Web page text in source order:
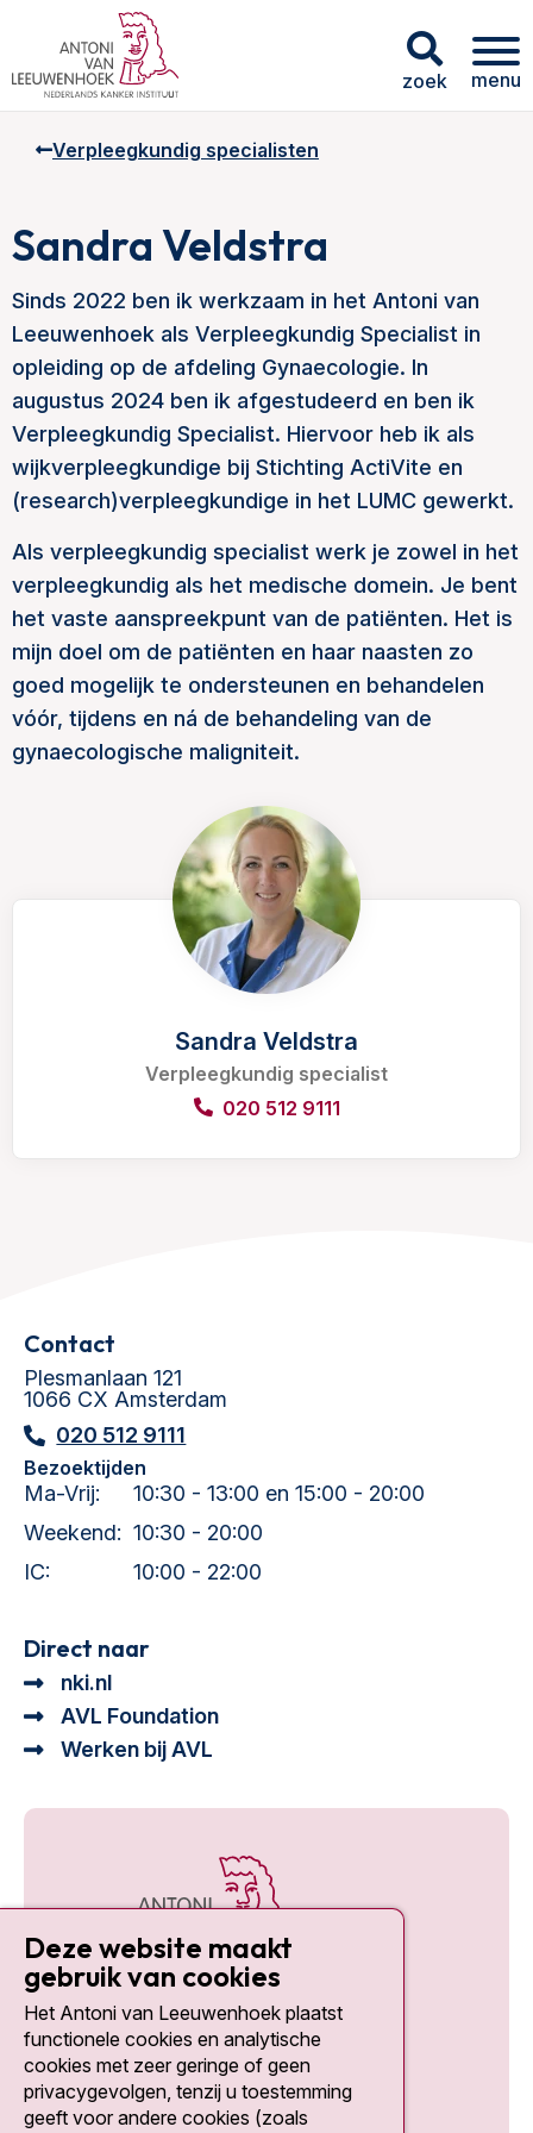
zoek menu
Verpleegkundig specialisten
Sandra Veldstra
Sinds 2022 ben ik werkzaam in het Antoni van
Leeuwenhoek als Verpleegkundig Specialist in
opleiding op de afdeling Gynaecologie. In
augustus 2024 ben ik afgestudeerd en ben ik
Verpleegkundig Specialist. Hiervoor heb ik als
wijkverpleegkundige bij Stichting ActiVite en
(research)verpleegkundige in het LUMC gewerkt.
Als verpleegkundig specialist werk je zowel in het
verpleegkundig als het medische domein. Je bent
het vaste aanspreekpunt van de patiënten. Het is
mijn doel om de patiënten en haar naasten zo
goed mogelijk te ondersteunen en behandelen
vóór, tijdens en ná de behandeling van de
gynaecologische maligniteit.
Sandra Veldstra
Verpleegkundig specialist
020 512 9111
Contact
Plesmanlaan 121
1066 CX Amsterdam
020 512 9111
Bezoektijden
Ma-Vrij:
10:30 - 13:00 en 15:00 - 20:00
Weekend: 10:30 - 20:00
IC:
10:00 - 22:00
Direct naar
nki.nl
AVL Foundation
Werken bij AVL
Social media
Deze website maakt
gebruik van cookies
Het Antoni van Leeuwenhoek plaatst
functionele cookies en analytische
cookies met zeer geringe of geen
privacygevolgen, tenzij u toestemming
geeft voor andere cookies (zoals